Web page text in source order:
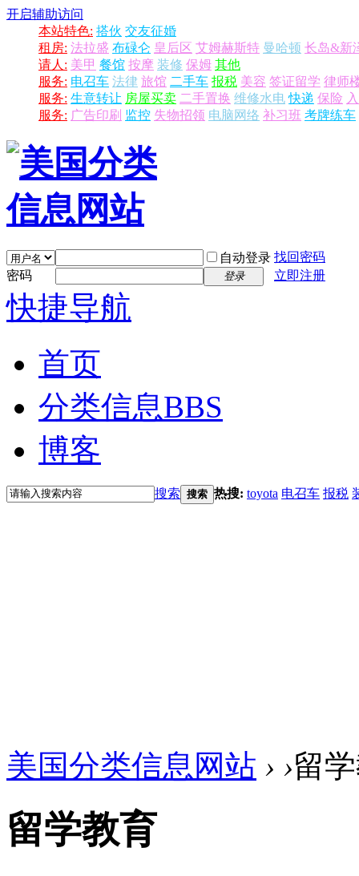
开启辅助访问
本站特色: 搭伙 交友征婚
租房: 法拉盛 布碌仑 皇后区 艾姆赫斯特 曼哈顿 长岛&新
请人: 美甲 餐馆 按摩 装修 保姆 其他
服务: 电召车 法律 旅馆 二手车 报税 美容 签证留学 律师
服务: 生意转让 房屋买卖 二手置换 维修水电 快递 保险
服务: 广告印刷 监控 失物招领 电脑网络 补习班 考牌练车
自动登录 找回密码
密码
登录 立即注册
快捷导航
首页
分类信息BBS
博客
搜索 搜索 热搜: toyota 电召车 报税
美国分类信息网站 › ›留
留学教育